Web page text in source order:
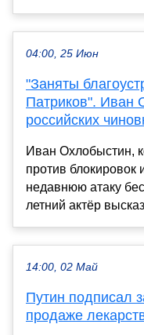
04:00, 25 Июн
"Заняты
Патриков". Иван
российских
Иван Охлобыстин,
против блокировок
недавнюю атаку
летний актёр
14:00, 02 Май
Путин подписал
продаже